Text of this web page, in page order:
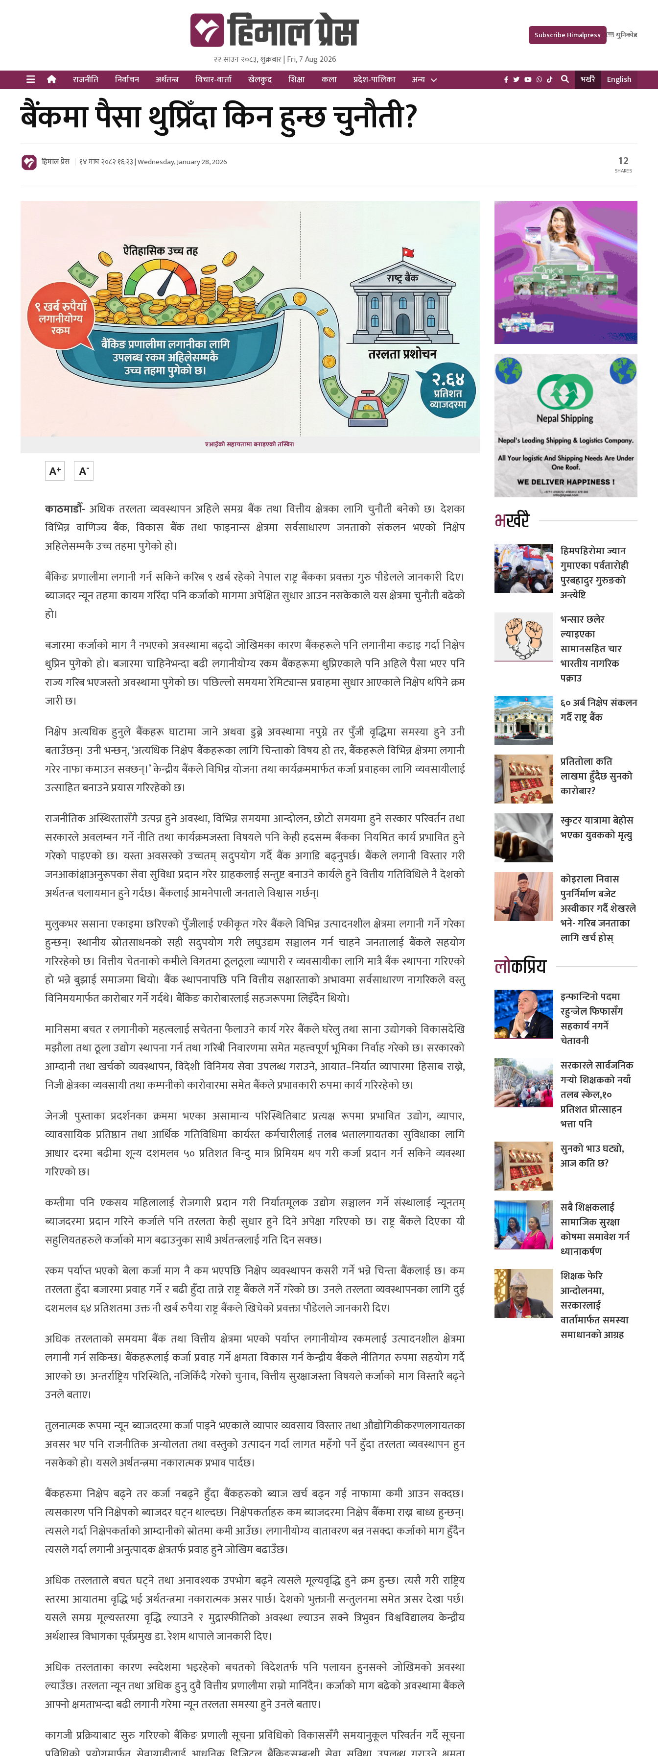
Himal Press
Dot NewsyNepal Media and Research Pvt Ltd.
२२ साउन २०८३, शुक्रबार | Fri, 7 Aug 2026
Subscribe Himalpress युनिकोड
राजनीति निर्वाचन अर्थतन्त्र विचार-वार्ता खेलकुद शिक्षा कला प्रदेश-पालिका अन्य भर्खरै English
बैंकमा पैसा थुप्रिँदा किन हुन्छ चुनौती?
हिमाल प्रेस १४ माघ २०८२ १६:२३ | Wednesday, January 28, 2026 12
SHARES
एआईको सहायतामा बनाइएको तस्बिर।
काठमाडौँ- अधिक तरलता व्यवस्थापन अहिले समग्र बैंक तथा वित्तीय क्षेत्रका लागि चुनौती बनेको छ। देशका
विभिन्न वाणिज्य बैंक, विकास बैंक तथा फाइनान्स क्षेत्रमा सर्वसाधारण जनताको संकलन भएको निक्षेप
अहिलेसम्मकै उच्च तहमा पुगेको हो।
बैंकिङ प्रणालीमा लगानी गर्न सकिने करिब ९ खर्ब रहेको नेपाल राष्ट्र बैंकका प्रवक्ता गुरु पौडेलले जानकारी दिए।
ब्याजदर न्यून तहमा कायम गरिँदा पनि कर्जाको मागमा अपेक्षित सुधार आउन नसकेकाले यस क्षेत्रमा चुनौती बढेको
हो।
बजारमा कर्जाको माग नै नभएको अवस्थामा बढ्दो जोखिमका कारण बैंकहरूले पनि लगानीमा कडाइ गर्दा निक्षेप
थुप्रिन पुगेको हो। बजारमा चाहिनेभन्दा बढी लगानीयोग्य रकम बैंकहरूमा थुप्रिएकाले पनि अहिले पैसा भएर पनि
राज्य गरिब भएजस्तो अवस्थामा पुगेको छ। पछिल्लो समयमा रेमिट्यान्स प्रवाहमा सुधार आएकाले निक्षेप थपिने क्रम
जारी छ।
निक्षेप अत्यधिक हुनुले बैंकहरू घाटामा जाने अथवा डुब्ने अवस्थामा नपुग्ने तर पुँजी वृद्धिमा समस्या हुने उनी
बताउँछन्। उनी भन्छन्, ‘अत्यधिक निक्षेप बैंकहरूका लागि चिन्ताको विषय हो तर, बैंकहरूले विभिन्न क्षेत्रमा लगानी
गरेर नाफा कमाउन सक्छन्।’ केन्द्रीय बैंकले विभिन्न योजना तथा कार्यक्रममार्फत कर्जा प्रवाहका लागि व्यवसायीलाई
उत्साहित बनाउने प्रयास गरिरहेको छ।
राजनीतिक अस्थिरतासँगै उत्पन्न हुने अवस्था, विभिन्न समयमा आन्दोलन, छोटो समयमा हुने सरकार परिवर्तन तथा
सरकारले अवलम्बन गर्ने नीति तथा कार्यक्रमजस्ता विषयले पनि केही हदसम्म बैंकका नियमित कार्य प्रभावित हुने
गरेको पाइएको छ। यस्ता अवसरको उच्चतम् सदुपयोग गर्दै बैंक अगाडि बढ्नुपर्छ। बैंकले लगानी विस्तार गरी
जनआकांक्षाअनुरूपका सेवा सुविधा प्रदान गरेर ग्राहकलाई सन्तुष्ट बनाउने कार्यले हुने वित्तीय गतिविधिले नै देशको
अर्थतन्त्र चलायमान हुने गर्दछ। बैंकलाई आमनेपाली जनताले विश्वास गर्छन्।
मुलुकभर ससाना एकाइमा छरिएको पुँजीलाई एकीकृत गरेर बैंकले विभिन्न उत्पादनशील क्षेत्रमा लगानी गर्ने गरेका
हुन्छन्। स्थानीय स्रोतसाधनको सही सदुपयोग गरी लघुउद्यम सञ्चालन गर्न चाहने जनतालाई बैंकले सहयोग
गरिरहेको छ। वित्तीय चेतनाको कमीले विगतमा ठूलठूला व्यापारी र व्यवसायीका लागि मात्रै बैंक स्थापना गरिएको
हो भन्ने बुझाई समाजमा थियो। बैंक स्थापनापछि पनि वित्तीय सक्षारताको अभावमा सर्वसाधारण नागरिकले वस्तु
विनिमयमार्फत कारोबार गर्ने गर्दथे। बैंकिङ कारोबारलाई सहजरूपमा लिइँदैन थियो।
मानिसमा बचत र लगानीको महत्वलाई सचेतना फैलाउने कार्य गरेर बैंकले घरेलु तथा साना उद्योगको विकासदेखि
मझौला तथा ठूला उद्योग स्थापना गर्न तथा गरिबी निवारणमा समेत महत्त्वपूर्ण भूमिका निर्वाह गरेको छ। सरकारको
आम्दानी तथा खर्चको व्यवस्थापन, विदेशी विनिमय सेवा उपलब्ध गराउने, आयात–निर्यात व्यापारमा हिसाब राख्ने,
निजी क्षेत्रका व्यवसायी तथा कम्पनीको कारोवारमा समेत बैंकले प्रभावकारी रुपमा कार्य गरिरहेको छ।
जेनजी पुस्ताका प्रदर्शनका क्रममा भएका असामान्य परिस्थितिबाट प्रत्यक्ष रूपमा प्रभावित उद्योग, व्यापार,
व्यावसायिक प्रतिष्ठान तथा आर्थिक गतिविधिमा कार्यरत कर्मचारीलाई तलब भत्तालगायतका सुविधाका लागि
आधार दरमा बढीमा शून्य दशमलव ५० प्रतिशत विन्दु मात्र प्रिमियम थप गरी कर्जा प्रदान गर्न सकिने व्यवस्था
गरिएको छ।
कम्तीमा पनि एकसय महिलालाई रोजगारी प्रदान गरी निर्यातमूलक उद्योग सञ्चालन गर्ने संस्थालाई न्यूनतम्
ब्याजदरमा प्रदान गरिने कर्जाले पनि तरलता केही सुधार हुने दिने अपेक्षा गरिएको छ। राष्ट्र बैंकले दिएका यी
सहुलियतहरुले कर्जाको माग बढाउनुका साथै अर्थतन्त्रलाई गति दिन सक्छ।
रकम पर्याप्त भएको बेला कर्जा माग नै कम भएपछि निक्षेप व्यवस्थापन कसरी गर्ने भन्ने चिन्ता बैंकलाई छ। कम
तरलता हुँदा बजारमा प्रवाह गर्ने र बढी हुँदा तान्ने राष्ट्र बैंकले गर्ने गरेको छ। उनले तरलता व्यवस्थापनका लागि दुई
दशमलव ६४ प्रतिशतमा उक्त नौ खर्ब रुपैया राष्ट्र बैंकले खिचेको प्रवक्ता पौडेलले जानकारी दिए।
अधिक तरलताको समयमा बैंक तथा वित्तीय क्षेत्रमा भएको पर्याप्त लगानीयोग्य रकमलाई उत्पादनशील क्षेत्रमा
लगानी गर्न सकिन्छ। बैंकहरूलाई कर्जा प्रवाह गर्ने क्षमता विकास गर्न केन्द्रीय बैंकले नीतिगत रुपमा सहयोग गर्दै
आएको छ। अन्तर्राष्ट्रिय परिस्थिति, नजिकिँदै गरेको चुनाव, वित्तीय सुरक्षाजस्ता विषयले कर्जाको माग विस्तारै बढ्ने
उनले बताए।
तुलनात्मक रूपमा न्यून ब्याजदरमा कर्जा पाइने भएकाले व्यापार व्यवसाय विस्तार तथा औद्योगिकीकरणलगायतका
अवसर भए पनि राजनीतिक अन्योलता तथा वस्तुको उत्पादन गर्दा लागत महँगो पर्ने हुँदा तरलता व्यवस्थापन हुन
नसकेको हो। यसले अर्थतन्त्रमा नकारात्मक प्रभाव पार्दछ।
बैंकहरुमा निक्षेप बढ्ने तर कर्जा नबढ्ने हुँदा बैंकहरुको ब्याज खर्च बढ्न गई नाफामा कमी आउन सक्दछ।
त्यसकारण पनि निक्षेपको ब्याजदर घट्न थाल्दछ। निक्षेपकर्ताहरु कम ब्याजदरमा निक्षेप बैँकमा राख्न बाध्य हुन्छन्।
त्यसले गर्दा निक्षेपकर्ताको आम्दानीको स्रोतमा कमी आउँछ। लगानीयोग्य वातावरण बन्न नसक्दा कर्जाको माग हुँदैन
त्यसले गर्दा लगानी अनुत्पादक क्षेत्रतर्फ प्रवाह हुने जोखिम बढाउँछ।
अधिक तरलताले बचत घट्ने तथा अनावश्यक उपभोग बढ्ने त्यसले मूल्यवृद्धि हुने क्रम हुन्छ। त्यसै गरी राष्ट्रिय
स्तरमा आयातमा वृद्धि भई अर्थतन्त्रमा नकारात्मक असर पार्छ। देशको भुक्तानी सन्तुलनमा समेत असर देखा पर्छ।
यसले समग्र मूल्यस्तरमा वृद्धि ल्याउने र मुद्रास्फीतिको अवस्था ल्याउन सक्ने त्रिभुवन विश्वविद्यालय केन्द्रीय
अर्थशास्त्र विभागका पूर्वप्रमुख डा. रेशम थापाले जानकारी दिए।
अधिक तरलताका कारण स्वदेशमा भइरहेको बचतको विदेशतर्फ पनि पलायन हुनसक्ने जोखिमको अवस्था
ल्याउँछ। तरलता न्यून तथा अधिक हुनु दुवै वित्तीय प्रणालीमा राम्रो मानिँदैन। कर्जाको माग बढेको अवस्थामा बैंकले
आफ्नो क्षमताभन्दा बढी लगानी गरेमा न्यून तरलता समस्या हुने उनले बताए।
कागजी प्रक्रियाबाट सुरु गरिएको बैंकिङ प्रणाली सूचना प्रविधिको विकाससँगै समयानुकूल परिवर्तन गर्दै सूचना
भर्खरै
हिमपहिरोमा ज्यान
गुमाएका पर्वतारोही
पुरबहादुर गुरुङको
अन्त्येष्टि
भन्सार छलेर
ल्याइएका
सामानसहित चार
भारतीय नागरिक
पक्राउ
६० अर्ब निक्षेप संकलन
गर्दै राष्ट्र बैंक
प्रतितोला कति
लाखमा हुँदैछ सुनको
कारोबार?
स्कुटर यात्रामा बेहोस
भएका युवकको मृत्यु
कोइराला निवास
पुनर्निर्माण बजेट
अस्वीकार गर्दै शेखरले
भने- गरिब जनताका
लागि खर्च होस्
लोकप्रिय
इन्फान्टिनो पदमा
रहुन्जेल फिफासँग
सहकार्य नगर्ने
चेतावनी
सरकारले सार्वजनिक
गर्‍यो शिक्षकको नयाँ
तलब स्केल,१०
प्रतिशत प्रोत्साहन
भत्ता पनि
सुनको भाउ घट्यो,
आज कति छ?
सबै शिक्षकलाई
सामाजिक सुरक्षा
कोषमा समावेश गर्न
ध्यानाकर्षण
शिक्षक फेरि
आन्दोलनमा,
सरकारलाई
वार्तामार्फत समस्या
समाधानको आग्रह